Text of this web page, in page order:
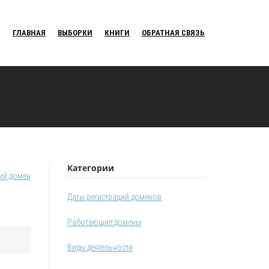
ГЛАВНАЯ ВЫБОРКИ КНИГИ ОБРАТНАЯ СВЯЗЬ
домен
Категории
Даты регистраций доменов
Работающие домены
Виды деятельности